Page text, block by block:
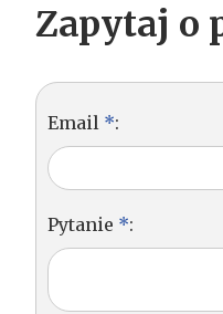
Zapytaj o
Email *:
Pytanie *: